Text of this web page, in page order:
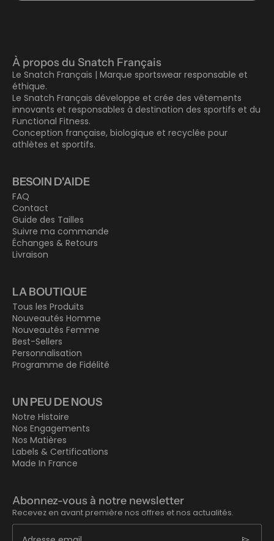
À propos du Snatch Français
Le Snatch Français | Marque sportswear responsable et
éthique.
Le Snatch Français développe et crée des vêtements
innovants et responsables à destination des sportifs et du
Functional Fitness.
Conception française, biologique et recyclée pour
athlètes et sportifs.
BESOIN D'AIDE
FAQ
Contact
Guide des Tailles
Suivre ma commande
Échanges & Retours
Livraison
LA BOUTIQUE
Tous les Produits
Nouveautés Homme
Nouveautés Femme
Best-Sellers
Personnalisation
Programme de Fidélité
UN PEU DE NOUS
Notre Histoire
Nos Engagements
Nos Matières
Labels & Certifications
Made In France
Recevez en avant première nos offres et nos actualités.
Abonnez-vous à notre newsletter